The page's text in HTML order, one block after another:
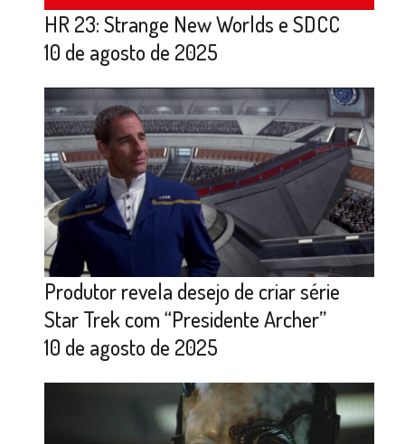
HR 23: Strange New Worlds e SDCC
10 de agosto de 2025
Produtor revela desejo de criar série
Star Trek com “Presidente Archer”
10 de agosto de 2025